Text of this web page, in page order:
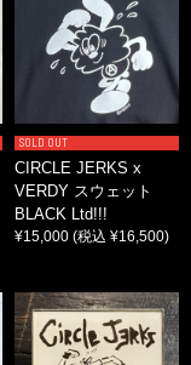
SOLD OUT
CIRCLE JERKS x
VERDY スウェット
BLACK Ltd!!!
¥15,000 (税込 ¥16,500)